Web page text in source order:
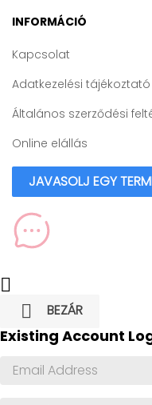
INFORMÁCIÓ
Kapcsolat
Adatkezelési tájékoztató
Általános szerződési
Online elállás
JAVASOLJ EGY


BEZÁR
Existing Account